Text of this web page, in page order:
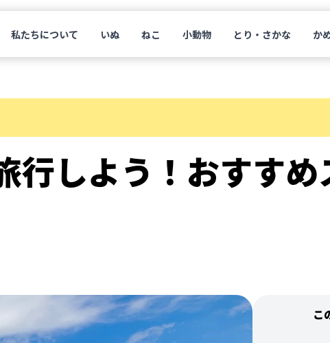
私たちについて いぬ ねこ 小動物 とり・さかな か
行しよう！おすす
こ